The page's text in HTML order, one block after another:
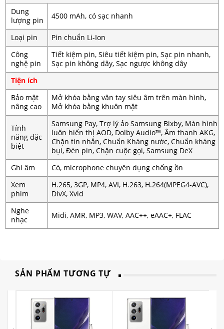
Dung
lượng pin
4500 mAh, có sạc nhanh
Loại pin
Pin chuẩn Li-Ion
Công
nghệ pin
Tiết kiệm pin, Siêu tiết kiệm pin, Sạc pin nhanh,
Sạc pin không dây, Sạc ngược không dây
Tiện ích
Bảo mật
nâng cao
Mở khóa bằng vân tay siêu âm trên màn hình,
Mở khóa bằng khuôn mặt
Tính
năng đặc
biệt
Samsung Pay, Trợ lý ảo Samsung Bixby, Màn hình
luôn hiển thị AOD, Dolby Audio™, Âm thanh AKG,
Chặn tin nhắn, Chuẩn Kháng nước, Chuẩn kháng
bụi, Đèn pin, Chặn cuộc gọi, Samsung DeX
Ghi âm
Có, microphone chuyên dụng chống ồn
Xem
phim
H.265, 3GP, MP4, AVI, H.263, H.264(MPEG4-AVC),
DivX, Xvid
Nghe
nhạc
Midi, AMR, MP3, WAV, AAC++, eAAC+, FLAC
SẢN PHẨM TƯƠNG TỰ